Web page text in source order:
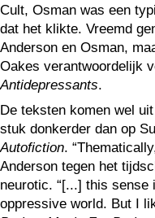
Cult, Osman was een
dat het klikte. Vreemd
Anderson en Osman,
Oakes verantwoordelijk
Antidepressants.
De teksten komen wel
stuk donkerder dan op
Autofiction.
Anderson tegen het
neurotic. “[...] this
oppressive world. But I